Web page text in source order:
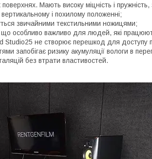
Мають високу міцність і
і похилому положенні;
звичайними текстильними ножицями;
особливо важливо для людей, які
Studio25 не створює перешкод для доступу
запобігає ризику акумуляції вологи в
без втрати властивостей.